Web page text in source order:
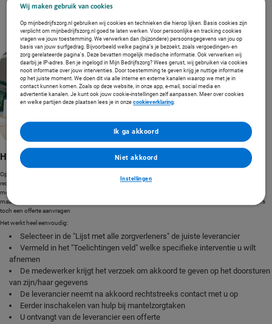
Select aantal leveranciers
Offerte aanvragen
Hoe werkt Maatwerk Individueel?
Op Mijn Bedrijfszorg kunt u verschillende individuele trajecten aanvragen. Soms heeft u eerst
rechtstreeks contact met een leverancier en besluit u dat u bij deze leverancier een interventie voor uw
medewerker wilt aanvragen. Staat deze niet op het portaal? Wij helpen u graag met de best passende
maatwerk oplossing. Daarom kunt u vanaf nu via “Maatwerk Individueel” voor een aantal leveranciers
toch een offerte aanvragen
Het werkt heel eenvoudig:
Selecteer in de "Lijst met alle zorgverleners" de juiste leverancier
Vermeld in het "Toelichtingen veld" welke specifieke interventie u wilt
afnemen
De medewerker krijgt het verzoek om akkoord te geven op het doorsturen
van zijn/haar gegevens
De leverancier neemt na akkoord rechtstreeks contact met u op
Eerder inschakelen van hulp bij mantelzorgtaken
U ontvangt van de leverancier een offerte
Wij maken gebruik van cookies
Op mijnbedrijfszorg.nl gebruiken wij cookies en technieken die hierop lijken. Basis cookies zijn
verplicht om mijnbedrijfszorg.nl goed te laten werken. Voor persoonlijke en tracking cookies
vragen we jouw toestemming. We verwerken dan (bijzondere) persoonsgegevens van jou op
basis van jouw surfgedrag. Bijvoorbeeld welke pagina’s je bezoekt, zoals vergoedingen- en
zorg gerelateerde pagina’s. Deze bevatten mogelijk medische informatie. Ook verwerken wij
daarbij je IP-adres. Ben je ingelogd in Mijn Bedrijfszorg? Wees gerust, wij gebruiken via cookies
nooit informatie over jouw interventies. Door toestemming te geven krijg je nuttige informatie
op het juiste moment. We doen dit via alle interne en externe kanalen waarop we met je in
contact kunnen komen. Zoals op deze website, in onze app, e-mail, social media en
advertentie kanalen. Je kunt ook jouw cookie-instellingen zelf aanpassen. Meer over cookies
en welke partijen deze plaatsen lees je in onzecookieverklaring.
Instellingen
Niet akkoord
Ik ga akkoord